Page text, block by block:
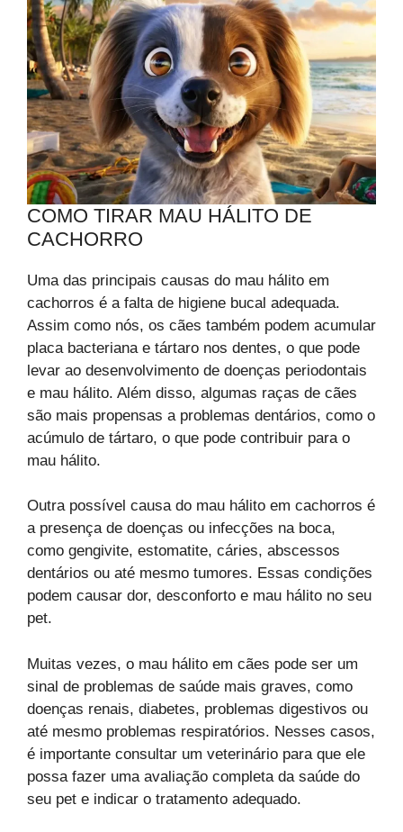
COMO TIRAR MAU HÁLITO DE
CACHORRO
Uma das principais causas do mau hálito em
cachorros é a falta de higiene bucal adequada.
Assim como nós, os cães também podem acumular
placa bacteriana e tártaro nos dentes, o que pode
levar ao desenvolvimento de doenças periodontais
e mau hálito. Além disso, algumas raças de cães
são mais propensas a problemas dentários, como o
acúmulo de tártaro, o que pode contribuir para o
mau hálito.
Outra possível causa do mau hálito em cachorros é
a presença de doenças ou infecções na boca,
como gengivite, estomatite, cáries, abscessos
dentários ou até mesmo tumores. Essas condições
podem causar dor, desconforto e mau hálito no seu
pet.
Muitas vezes, o mau hálito em cães pode ser um
sinal de problemas de saúde mais graves, como
doenças renais, diabetes, problemas digestivos ou
até mesmo problemas respiratórios. Nesses casos,
é importante consultar um veterinário para que ele
possa fazer uma avaliação completa da saúde do
seu pet e indicar o tratamento adequado.